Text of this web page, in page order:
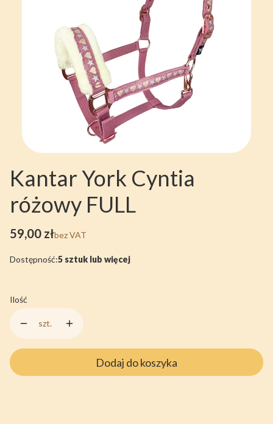
Kantar York Cyntia
różowy FULL
Cena
59,00 złbez VAT
Dostępność:5 sztuk lub więcej
Ilość
szt.
Dodaj do koszyka